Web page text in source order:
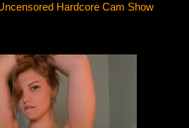
Hardcore Cam Show